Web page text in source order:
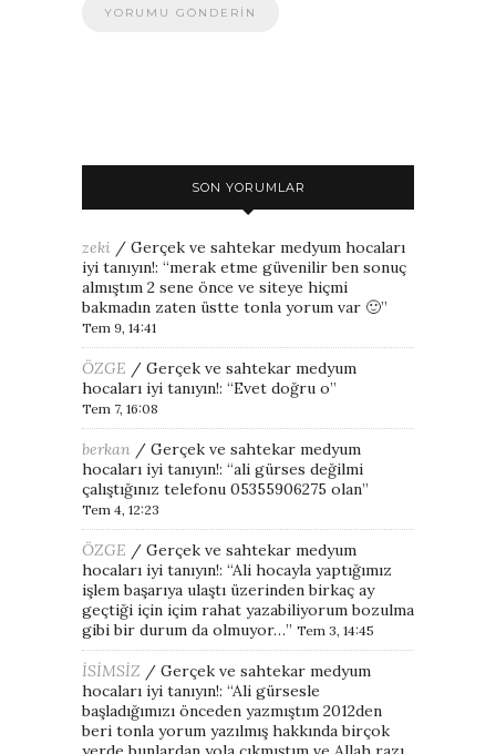
SON YORUMLAR
zeki / Gerçek ve sahtekar medyum hocaları
iyi tanıyın!: “merak etme güvenilir ben sonuç
almıştım 2 sene önce ve siteye hiçmi
bakmadın zaten üstte tonla yorum var 🙂”
Tem 9, 14:41
ÖZGE / Gerçek ve sahtekar medyum
hocaları iyi tanıyın!: “Evet doğru o”
Tem 7, 16:08
berkan / Gerçek ve sahtekar medyum
hocaları iyi tanıyın!: “ali gürses değilmi
çalıştığınız telefonu 05355906275 olan”
Tem 4, 12:23
ÖZGE / Gerçek ve sahtekar medyum
hocaları iyi tanıyın!: “Ali hocayla yaptığımız
işlem başarıya ulaştı üzerinden birkaç ay
geçtiği için içim rahat yazabiliyorum bozulma
gibi bir durum da olmuyor…” Tem 3, 14:45
İSİMSİZ / Gerçek ve sahtekar medyum
hocaları iyi tanıyın!: “Ali gürsesle
başladığımızı önceden yazmıştım 2012den
beri tonla yorum yazılmış hakkında birçok